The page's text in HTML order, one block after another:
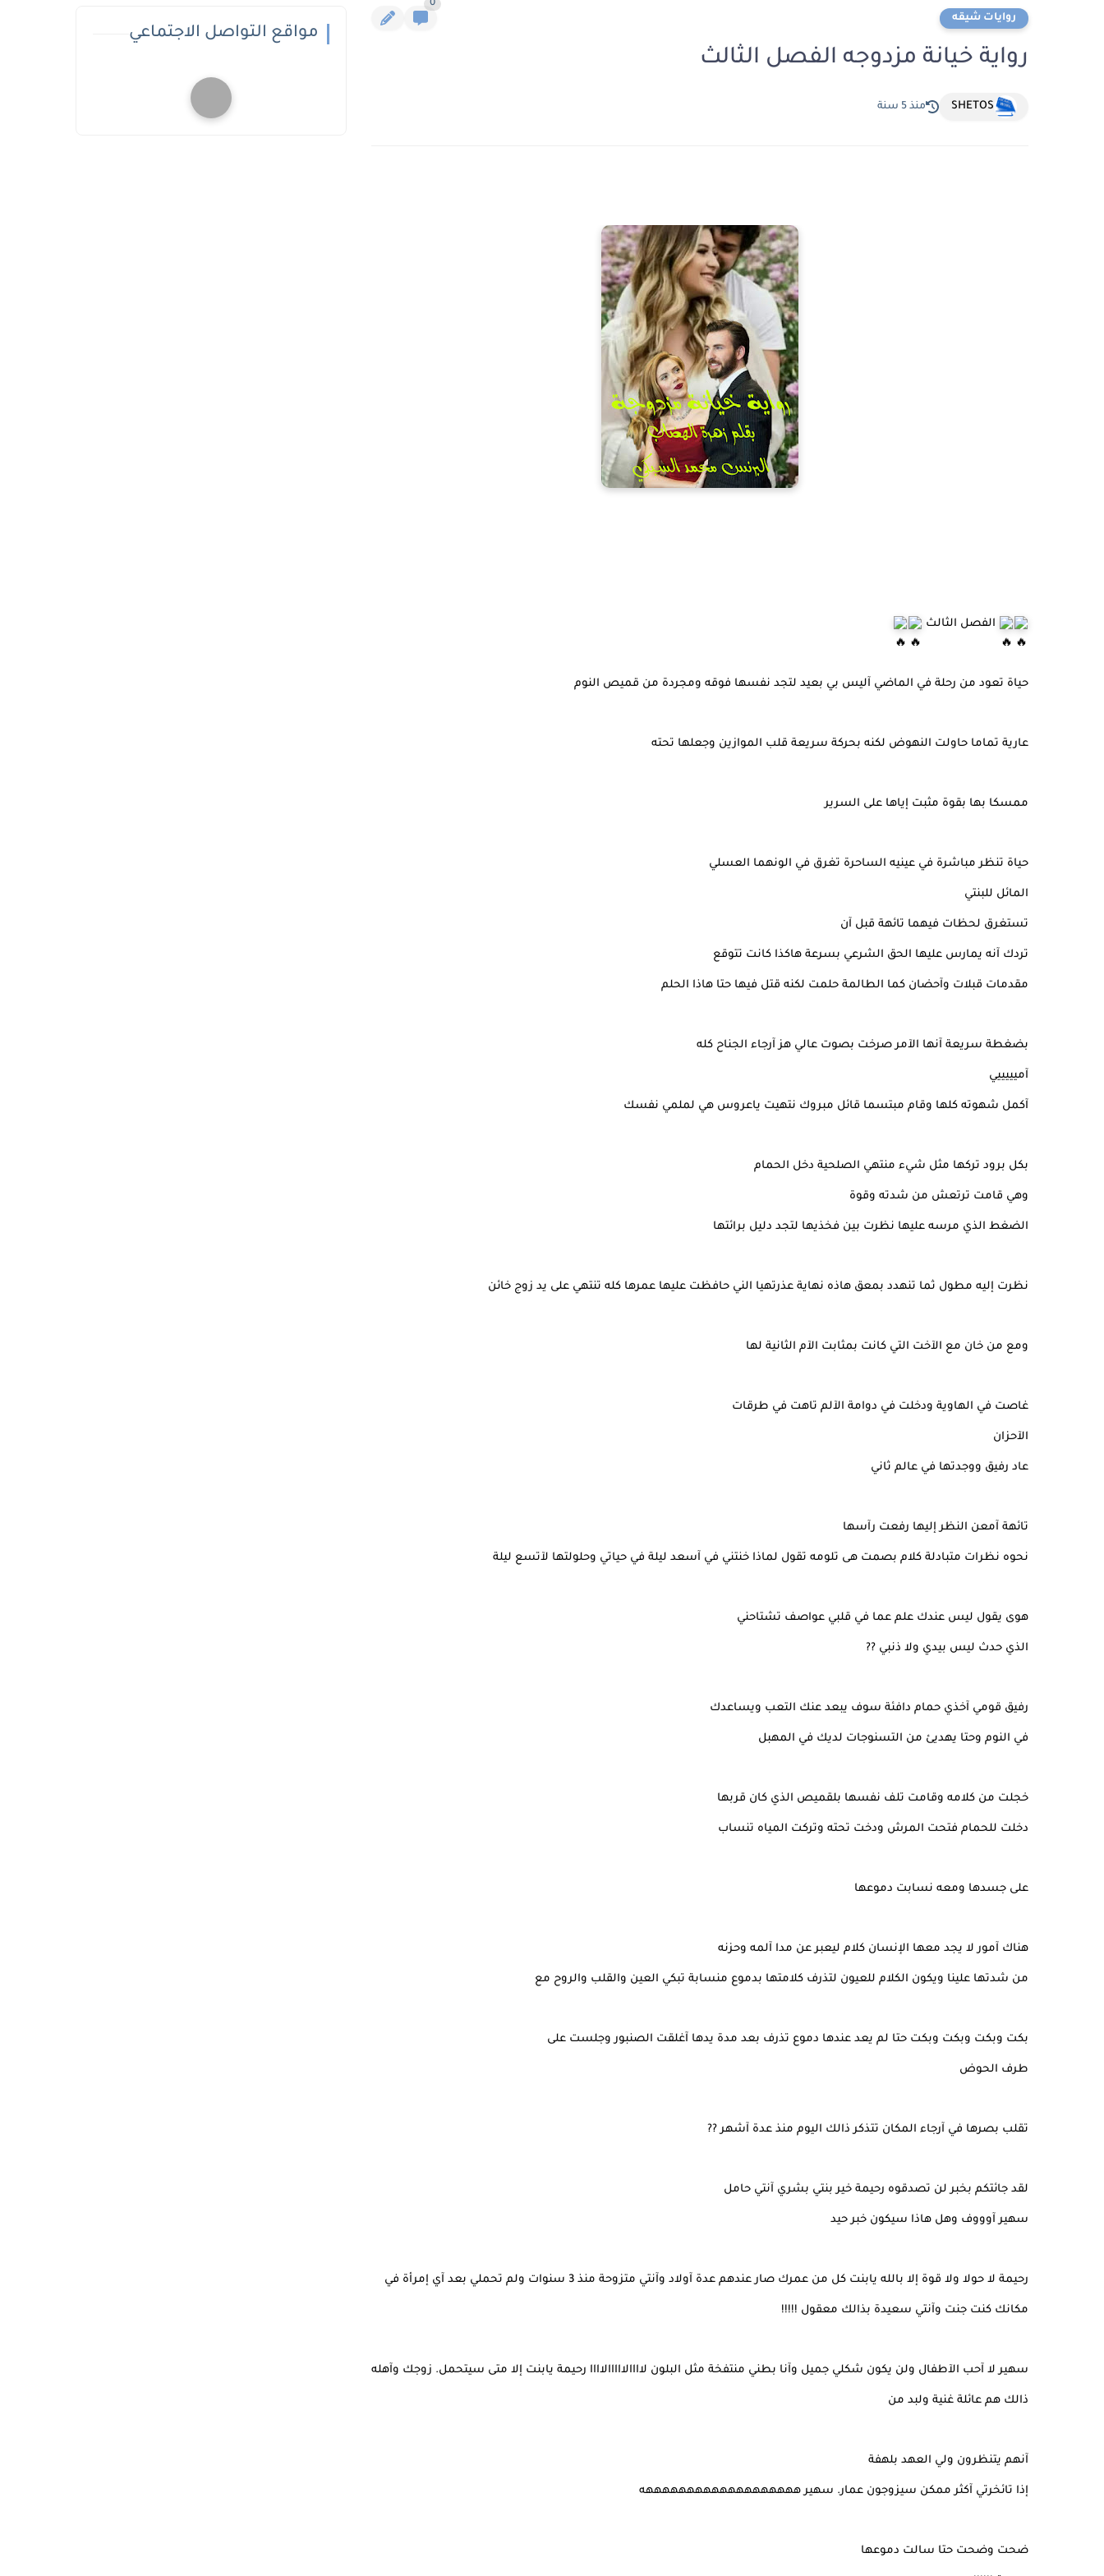
روايات شيقه
0
رواية خيانة مزدوجه الفصل الثالث
SHETOS منذ 5 سنة
الفصل الثالث
حياة تعود من رحلة في الماضي آليس بي بعيد لتجد نفسها فوقه ومجردة من قميص النوم
عارية تماما حاولت النهوض لكنه بحركة سريعة قلب الموازين وجعلها تحته
ممسكا بها بقوة مثبت إياها على السرير
حياة تنظر مباشرة في عينيه الساحرة تغرق في الونهما العسلي
المائل للبنتي
تستغرق لحظات فيهما تائهة قبل آن
تردك آنه يمارس عليها الحق الشرعي بسرعة هاكذا كانت تتوقع
مقدمات قبلات وآحضان كما الطالمة حلمت لكنه قتل فيها حتا هاذا الحلم
بضغطة سريعة آنها الآمر صرخت بصوت عالي هز آرجاء الجناح كله
آميييييي
آكمل شهوته كلها وقام مبتسما قائل مبروك نتهيت ياعروس هي لملمي نفسك
بكل برود تركها مثل شيء منتهي الصلحية دخل الحمام
وهي قامت ترتعش من شدته وقوة
الضغط الذي مرسه عليها نظرت بين فخذيها لتجد دليل برائتها
نظرت إليه مطول ثما تنهدد بمعق هاذه نهاية عذرتهيا الني حافظت عليها عمرها كله تنتهي على يد زوج خائن
ومع من خان مع الآخت التي كانت بمثابت الآم الثانية لها
غاصت في الهاوية ودخلت في دوامة الآلم تاهت في طرقات
الآحزان
عاد رفيق ووجدتها في عالم ثاني
تائهة آمعن النظر إليها رفعت رآسها
نحوه نظرات متبادلة كلام بصمت هى تلومه تقول لماذا خنتني في آسعد ليلة في حياتي وحلولتها لآتسع ليلة
هوى يقول ليس عندك علم عما في قلبي عواصف تشتاحني
الذي حدث ليس بيدي ولا ذنبي ??
رفيق قومي آخذي حمام دافئة سوف يبعد عنك التعب ويساعدك
في النوم وحتا يهديئ من التسنوجات لديك في المهبل
خجلت من كلامه وقامت تلف نفسها بلقميص الذي كان قربها
دخلت للحمام فتحت المرش ودخت تحته وتركت المياه تنساب
على جسدها ومعه نسابت دموعها
هناك آمور لا يجد معها الإنسان كلام ليعبر عن مدا آلمه وحزنه
من شدتها علينا ويكون الكلام للعيون لتذرف كلامتها بدموع منسابة تبكي العين والقلب والروح مع
بكت وبكت وبكت وبكت حتا لم يعد عندها دموع تذرف بعد مدة يدها آغلقت الصنبور وجلست على
طرف الحوض
تقلب بصرها في آرجاء المكان تتذكر ذالك اليوم منذ عدة آشهر ??
لقد جائتكم بخبر لن تصدقوه رحيمة خير بنتي بشري آنتي حامل
سهير آوووف وهل هاذا سيكون خبر حيد
رحيمة لا حولا ولا قوة إلا بالله يابنت كل من عمرك صار عندهم عدة آولاد وآنتي متزوحة منذ 3 سنوات ولم تحملي بعد آي إمرأة في
مكانك كنت جنت وآنتي سعيدة بذالك معقول !!!!!
سهير لا آحب الآطفال ولن يكون شكلي جميل وآنا بطني منتفخة مثل البلون لاااالااااالاااا رحيمة يابنت إلا متى سيتحمل. زوجك وآهله
ذالك هم عائلة غنية ولبد من
آنهم يتنظرون ولي العهد بلهفة
إذا تائخرتي آكثر ممكن سيزوجون عمار. سهير هههههههههههههههههههه
ضحت وضحت حتا سالت دموعها
مواقع التواصل الاجتماعي